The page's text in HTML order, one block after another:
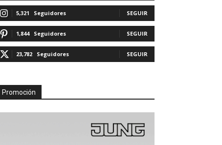
5,321 Seguidores SEGUIR
1,844 Seguidores SEGUIR
23,782 Seguidores SEGUIR
Promoción